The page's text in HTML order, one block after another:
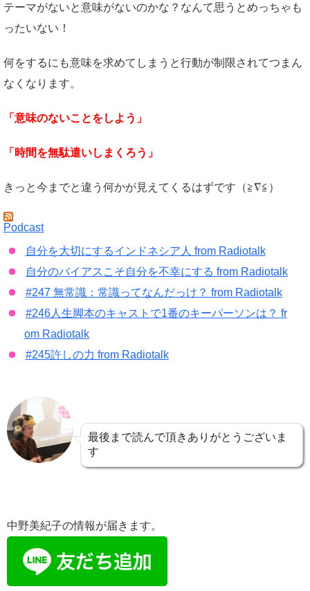
テーマがないと意味がないのかな？なんて思うとめっちゃも
ったいない！
何をするにも意味を求めてしまうと行動が制限されてつまん
なくなります。
「意味のないことをしよう」
「時間を無駄遣いしまくろう」
きっと今までと違う何かが見えてくるはずです（≧∇≦）
Podcast
自分を大切にするインドネシア人 from Radiotalk
自分のバイアスこそ自分を不幸にする from Radiotalk
#247 無常識：常識ってなんだっけ？ from Radiotalk
#246人生脚本のキャストで1番のキーパーソンは？ fr
om Radiotalk
#245許しの力 from Radiotalk
最後まで読んで頂きありがとうございま
す
中野美紀子の情報が届きます。